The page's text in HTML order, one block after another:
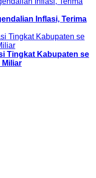
Inflasi, Terima
Tingkat Kabupaten se
Miliar